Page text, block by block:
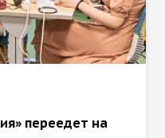
переедет на